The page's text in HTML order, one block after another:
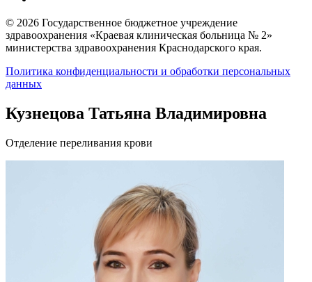
© 2026 Государственное бюджетное учреждение
здравоохранения «Краевая клиническая больница № 2»
министерства здравоохранения Краснодарского края.
Политика конфиденциальности и обработки персональных
данных
Кузнецова Татьяна Владимировна
Отделение переливания крови